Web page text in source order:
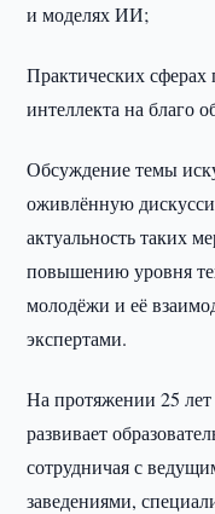
и моделях ИИ;
Практических сферах
интеллекта на благо
Обсуждение темы
оживлённую
актуальность таких
повышению уровня
молодёжи и её
экспертами.
На протяжении 25
развивает
сотрудничая с
заведениями,